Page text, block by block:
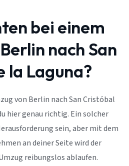
bei einem
nach San
la Laguna?
von Berlin nach San Cristóbal
hier genau richtig. Ein solcher
sein, aber mit dem
an deiner Seite wird der
reibungslos ablaufen.